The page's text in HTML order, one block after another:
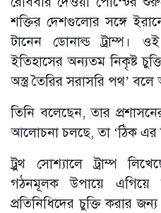
শক্তির দেশগুলোর সঙ্গে
টানেন ডোনাল্ড ট্রাম্প। ওই
ইতিহাসের অন্যতম নিকৃষ্ট
অস্ত্র তৈরির সরাসরি পথ’
তিনি বলেছেন, তার
আলোচনা চলছে, তা ‘ঠিক এর
ট্রুথ সোশ্যালে ট্রাম্প
গঠনমূলক উপায়ে
প্রতিনিধিদের চুক্তি করার